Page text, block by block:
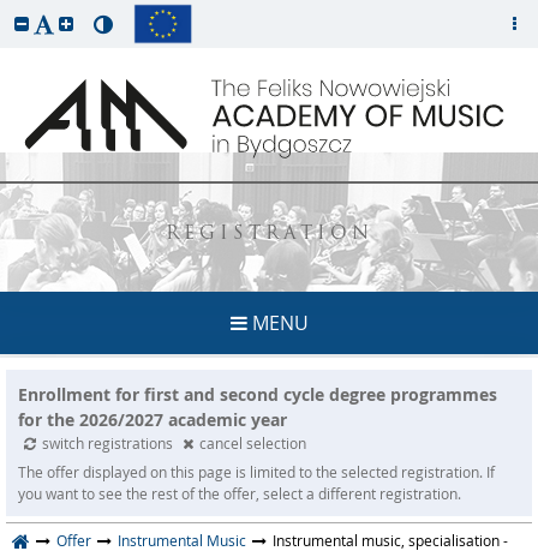
REGISTRATION
MENU
Enrollment for first and second cycle degree programmes
for the 2026/2027 academic year
switch registrations
cancel selection
The offer displayed on this page is limited to the selected registration. If
you want to see the rest of the offer, select a different registration.
Offer Instrumental Music
Instrumental music, specialisation -